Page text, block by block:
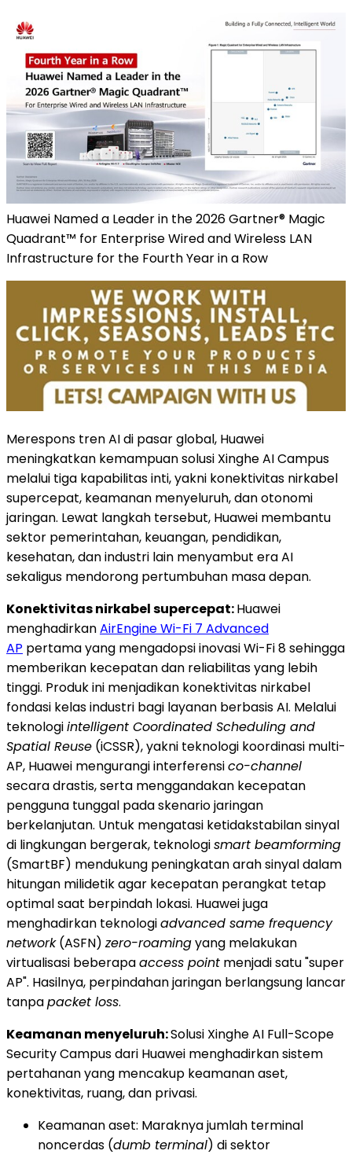
Huawei Named a Leader in the 2026 Gartner® Magic
Quadrant™ for Enterprise Wired and Wireless LAN
Infrastructure for the Fourth Year in a Row
Merespons tren AI di pasar global, Huawei
meningkatkan kemampuan solusi Xinghe AI Campus
melalui tiga kapabilitas inti, yakni konektivitas nirkabel
supercepat, keamanan menyeluruh, dan otonomi
jaringan. Lewat langkah tersebut, Huawei membantu
sektor pemerintahan, keuangan, pendidikan,
kesehatan, dan industri lain menyambut era AI
sekaligus mendorong pertumbuhan masa depan.
Konektivitas nirkabel supercepat:Huawei
menghadirkanAirEngine Wi-Fi 7 Advanced
AP pertama yang mengadopsi inovasi Wi-Fi 8 sehingga
memberikan kecepatan dan reliabilitas yang lebih
tinggi. Produk ini menjadikan konektivitas nirkabel
fondasi kelas industri bagi layanan berbasis AI. Melalui
teknologiintelligent Coordinated Scheduling and
Spatial Reuse (iCSSR), yakni teknologi koordinasi multi-
AP, Huawei mengurangi interferensico-channel
secara drastis, serta menggandakan kecepatan
pengguna tunggal pada skenario jaringan
berkelanjutan. Untuk mengatasi ketidakstabilan sinyal
di lingkungan bergerak, teknologismart beamforming
(SmartBF) mendukung peningkatan arah sinyal dalam
hitungan milidetik agar kecepatan perangkat tetap
optimal saat berpindah lokasi. Huawei juga
menghadirkan teknologiadvanced same frequency
network(ASFN) zero-roamingyang melakukan
virtualisasi beberapaaccess point menjadi satu "super
AP". Hasilnya, perpindahan jaringan berlangsung lancar
tanpapacket loss.
Keamanan menyeluruh:Solusi Xinghe AI Full-Scope
Security Campus dari Huawei menghadirkan sistem
pertahanan yang mencakup keamanan aset,
konektivitas, ruang, dan privasi.
Keamanan aset: Maraknya jumlah terminal
noncerdas (dumb terminal) di sektor